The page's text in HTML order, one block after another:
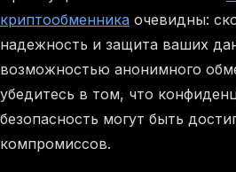
криптообменника очевидны:
надежность и защита ваших
возможностью анонимного
убедитесь в том, что
безопасность могут быть
компромиссов.